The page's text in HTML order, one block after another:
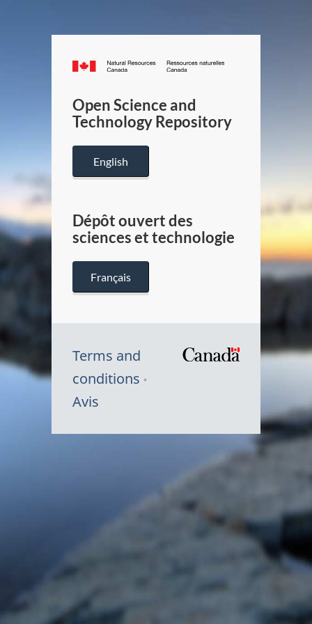
Canada.ca
/
Canada
Open Science and
Technology Repository
English
Dépôt ouvert des
sciences et technologie
Français
Terms and
conditions
Avis
du